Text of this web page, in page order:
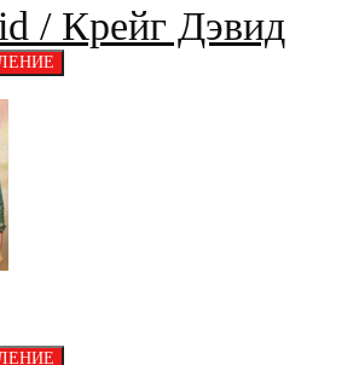
/ Крейг Дэвид